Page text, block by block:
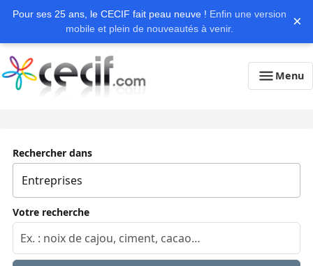
Pour ses 25 ans, le CECIF fait peau neuve ! Enfin une version
mobile et plein de nouveautés à venir.
×
Menu
Rechercher dans
Votre recherche